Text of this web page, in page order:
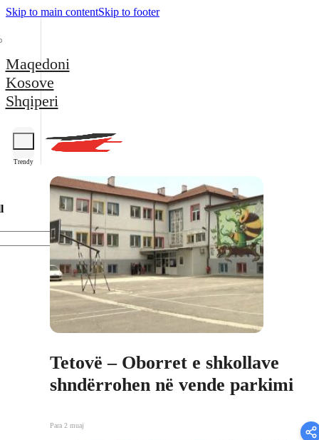
Skip to main contentSkip to footer
Maqedoni
Kosove
Shqiperi
Trendy
Tetovë – Oborret e shkollave
shndërrohen në vende parkimi
Para 2 muaj